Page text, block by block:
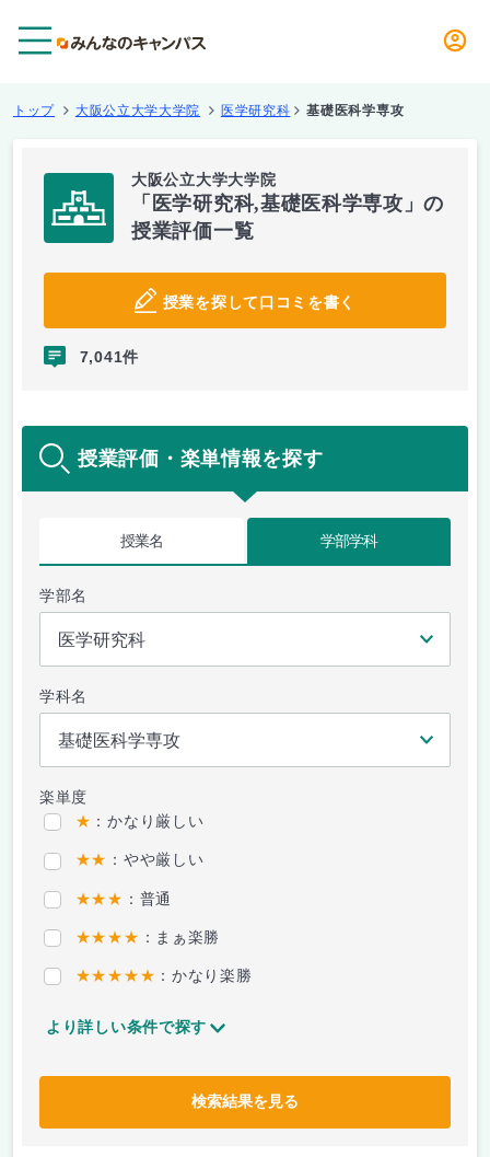
トップ 大阪公立大学大学院 医学研究科 基礎医科学専攻
大阪公立大学大学院
「医学研究科,基礎医科学専攻」の
授業評価一覧
授業を探して口コミを書く
7,041件
授業評価・楽単情報を探す
授業名 学部学科
学部名
学科名
楽単度
★ ：かなり厳しい
★★ ：やや厳しい
★★★ ：普通
★★★★ ：まぁ楽勝
★★★★★ ：かなり楽勝
より詳しい条件で探す
検索結果を見る